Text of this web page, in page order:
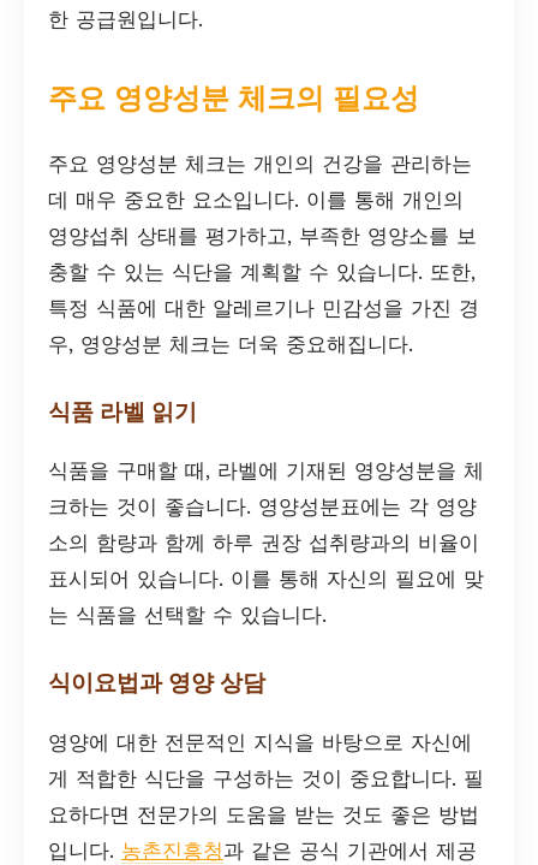
한 공급원입니다.
주요 영양성분 체크의 필요성
주요 영양성분 체크는 개인의 건강을 관리하는
데 매우 중요한 요소입니다. 이를 통해 개인의
영양섭취 상태를 평가하고, 부족한 영양소를 보
충할 수 있는 식단을 계획할 수 있습니다. 또한,
특정 식품에 대한 알레르기나 민감성을 가진 경
우, 영양성분 체크는 더욱 중요해집니다.
식품 라벨 읽기
식품을 구매할 때, 라벨에 기재된 영양성분을 체
크하는 것이 좋습니다. 영양성분표에는 각 영양
소의 함량과 함께 하루 권장 섭취량과의 비율이
표시되어 있습니다. 이를 통해 자신의 필요에 맞
는 식품을 선택할 수 있습니다.
식이요법과 영양 상담
영양에 대한 전문적인 지식을 바탕으로 자신에
게 적합한 식단을 구성하는 것이 중요합니다. 필
요하다면 전문가의 도움을 받는 것도 좋은 방법
입니다. 농촌진흥청과 같은 공식 기관에서 제공